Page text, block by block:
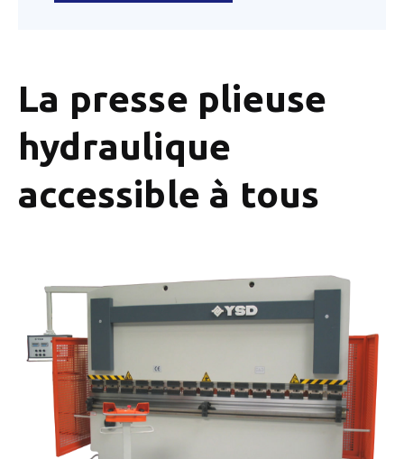
La presse plieuse
hydraulique
accessible à tous